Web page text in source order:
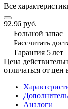
Все
92.96 руб.
Большой запас
Рассчитать
Гарантия 5 лет
Цена
отличаться от
Аналоги